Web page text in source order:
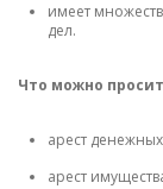
имеет
дел.
Что можно
арест
арест